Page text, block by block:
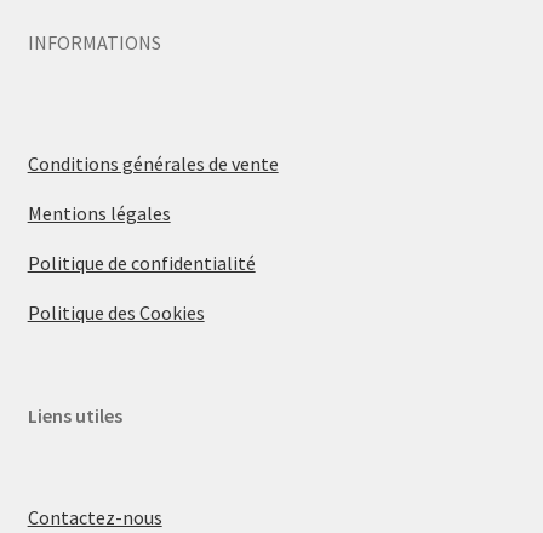
INFORMATIONS
Conditions générales de vente
Mentions légales
Politique de confidentialité
Politique des Cookies
Liens utiles
Contactez-nous